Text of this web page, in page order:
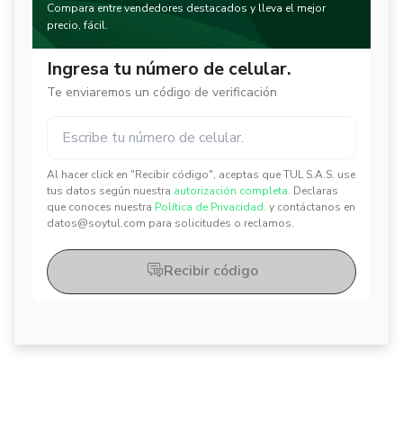
Compara entre vendedores destacados y lleva el mejor
precio, fácil.
Ingresa tu número de celular.
Te enviaremos un código de verificación
Al hacer click en "Recibir código", aceptas que TUL S.A.S. use
tus datos según nuestra autorización completa. Declaras
que conoces nuestra Política de Privacidad. y contáctanos en
datos@soytul.com para solicitudes o reclamos.
✕
✕
Recibir código